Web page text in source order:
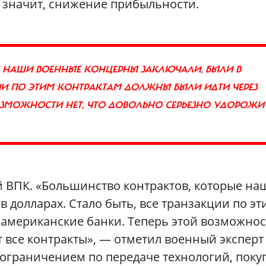
снижение прибыльности.
НАШИ ВОЕННЫЕ КОНЦЕРНЫ ЗАКЛЮЧАЛИ, БЫЛИ В
ПО ЭТИМ КОНТРАКТАМ ДОЛЖНЫ БЫЛИ ИДТИ ЧЕРЕЗ
НЕТ, ЧТО ДОВОЛЬНО СЕРЬЕЗНО
«Большинство контрактов, которые
Стало быть, все транзакции по
банки. Теперь этой
контракты», — отметил военный эксперт
по передаче технологий,